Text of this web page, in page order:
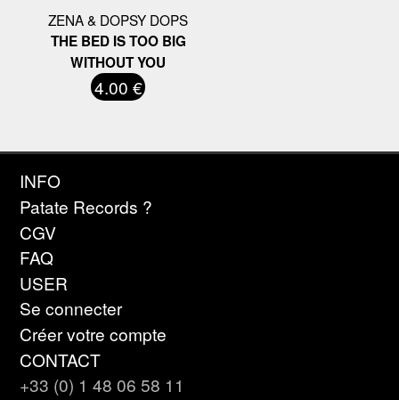
ZENA & DOPSY DOPS
THE BED IS TOO BIG
WITHOUT YOU
4.00 €
INFO
Patate Records ?
CGV
FAQ
USER
Se connecter
Créer votre compte
CONTACT
+33 (0) 1 48 06 58 11